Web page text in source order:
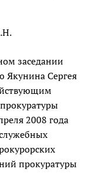
заседании
Якунина Сергея
2008 года
прокуратуры